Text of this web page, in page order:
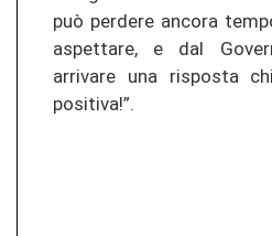
può perdere ancora
aspettare, e dal
arrivare una risposta
positiva!”.